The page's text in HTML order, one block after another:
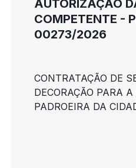
AUTORIZAÇÃO
COMPETENTE -
00273/2026
CONTRATAÇÃO DE
DECORAÇÃO PARA
PADROEIRA DA